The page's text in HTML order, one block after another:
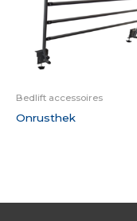
Bedlift accessoires
Onrusthek